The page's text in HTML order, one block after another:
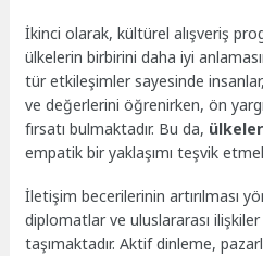
İkinci olarak, kültürel alışveriş
ülkelerin birbirini daha iyi
tür etkileşimler sayesinde
ve değerlerini öğrenirken, ön
fırsatı bulmaktadır. Bu da,
empatik bir yaklaşımı teşvik
İletişim becerilerinin artırılması
diplomatlar ve uluslararası
taşımaktadır. Aktif dinleme,